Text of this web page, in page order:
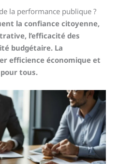
la performance publique ?
la confiance citoyenne,
l’efficacité des
budgétaire. La
efficience économique et
tous.